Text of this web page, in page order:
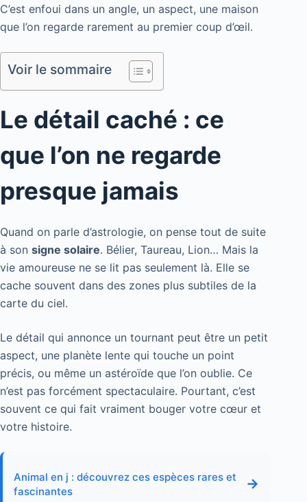
C’est enfoui dans un angle, un aspect, une maison
que l’on regarde rarement au premier coup d’œil.
Voir le sommaire
Le détail caché : ce
que l’on ne regarde
presque jamais
Quand on parle d’astrologie, on pense tout de suite
à son signe solaire. Bélier, Taureau, Lion… Mais la
vie amoureuse ne se lit pas seulement là. Elle se
cache souvent dans des zones plus subtiles de la
carte du ciel.
Le détail qui annonce un tournant peut être un petit
aspect, une planète lente qui touche un point
précis, ou même un astéroïde que l’on oublie. Ce
n’est pas forcément spectaculaire. Pourtant, c’est
souvent ce qui fait vraiment bouger votre cœur et
votre histoire.
Animal en j : découvrez ces espèces rares et
fascinantes
→